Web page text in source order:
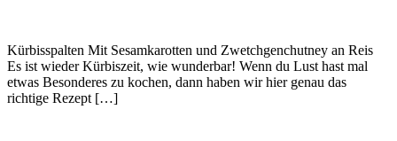
Kürbisspalten Mit Sesamkarotten und Zwetchgenchutney an Reis
Es ist wieder Kürbiszeit, wie wunderbar! Wenn du Lust hast mal
etwas Besonderes zu kochen, dann haben wir hier genau das
richtige Rezept […]